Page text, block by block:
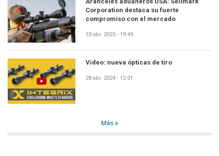
Corporation destaca su fuerte
compromiso con el mercado
10 abr. 2025 - 19:49
Video: nueva ópticas de tiro
28 abr. 2024 - 12:01
Más